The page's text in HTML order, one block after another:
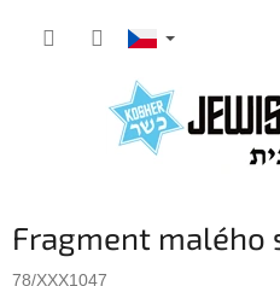
Fragment malého
78/XXX1047